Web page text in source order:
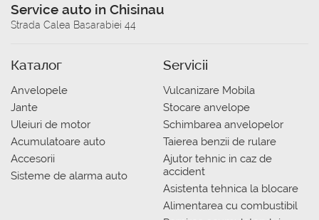
Service auto in Chisinau
Strada Calea Basarabiei 44
Каталог
Anvelopele
Jante
Uleiuri de motor
Acumulatoare auto
Accesorii
Sisteme de alarma auto
Servicii
Vulcanizare Mobila
Stocare anvelope
Schimbarea anvelopelor
Taierea benzii de rulare
Ajutor tehnic in caz de
accident
Asistenta tehnica la blocare
Alimentarea cu combustibil